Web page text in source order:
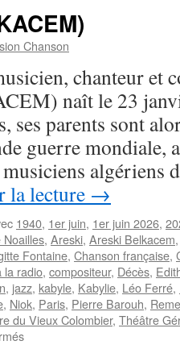
Chanson
chanteur et
naît le 23
ses parents sont
guerre mondiale,
algériens
la lecture →
1940, 1er juin, 1er juin 2026,
, Areski, Areski Belkacem
Fontaine, Chanson française,
la radio, compositeur, Décès,
, jazz, kabyle, Kabylie, Léo Ferré,
, Niok, Paris, Pierre Barouh,
du Vieux Colombier, Théâtre
sur